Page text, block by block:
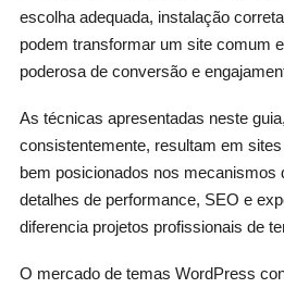
escolha adequada, instalação
podem transformar um site comum
poderosa de conversão e
As técnicas apresentadas neste
consistentemente, resultam em
bem posicionados nos mecanismos
detalhes de performance, SEO e
diferencia projetos profissionais de
O mercado de temas WordPress